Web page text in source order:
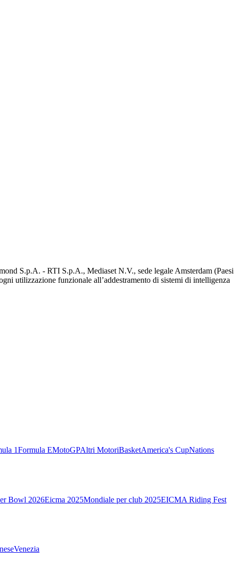
S.p.A. - RTI S.p.A., Mediaset N.V., sede legale Amsterdam (Paesi
utilizzazione funzionale all’addestramento di sistemi di intelligenza
1Formula EMotoGPAltri MotoriBasketAmerica's CupNations
Bowl 2026Eicma 2025Mondiale per club 2025EICMA Riding Fest
Venezia